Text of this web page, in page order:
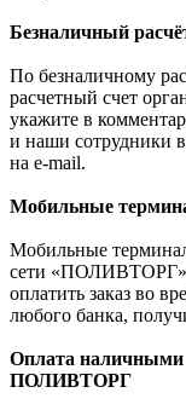
Безналичный
По безналичному
расчетный счет
укажите в
и наши сотрудники
на e-mail.
Мобильные
Мобильные
сети «ПОЛИВТОРГ»,
оплатить заказ во
любого банка,
Оплата наличными
ПОЛИВТОРГ